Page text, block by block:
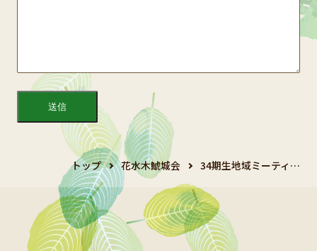
トップ 花水木鯱城会 34期生地域ミーティ…